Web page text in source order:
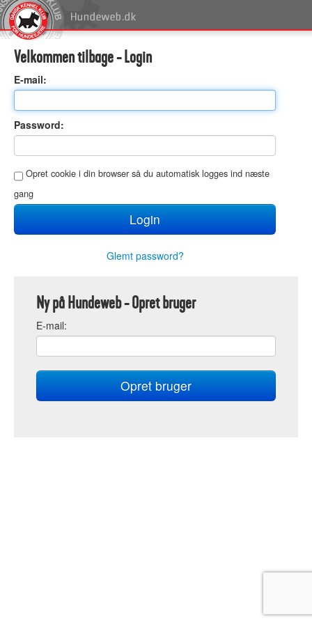
Velkommen tilbage - Login
E-mail:
Password:
Opret cookie i din browser så du automatisk logges ind næste
gang
Glemt password?
Ny på Hundeweb - Opret bruger
E-mail: